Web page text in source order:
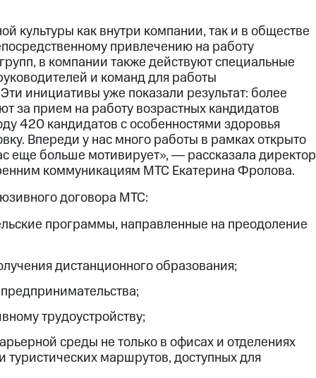
культуры как внутри компании, так и в обществе
привлечению на работу
в компании также действуют специальные
и команд для работы
инициативы уже показали результат: более
за прием на работу возрастных кандидатов
420 кандидатов с особенностями здоровья
Впереди у нас много работы в рамках открыто
еще больше мотивирует», ― рассказала директор
коммуникациям МТС Екатерина Фролова.
договора МТС:
программы, направленные на преодоление
дистанционного образования;
трудоустройству;
среды не только в офисах и отделениях
маршрутов, доступных для